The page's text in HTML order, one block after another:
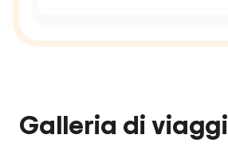
Galleria di viaggi